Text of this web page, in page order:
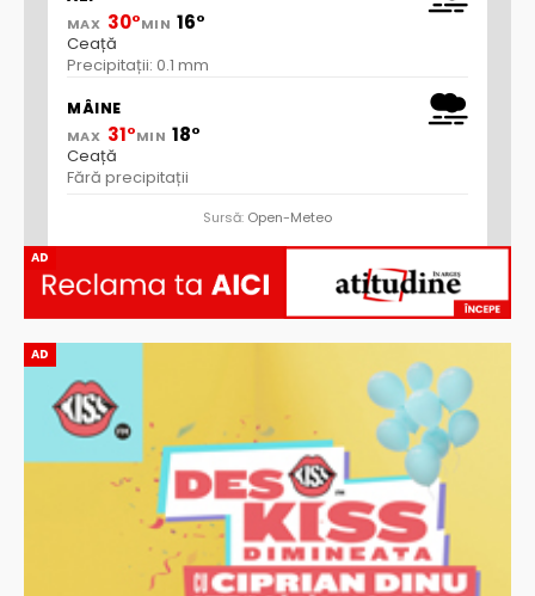
AD
AD
MAX 30°MIN 16°
Ceață
Precipitații: 0.1 mm
MÂINE
MAX 31°MIN 18°
Ceață
Fără precipitații
Sursă: Open-Meteo